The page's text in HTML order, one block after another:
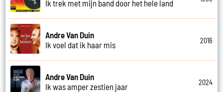
Ik trek met mijn band door het hele land
Andre Van Duin
Ik voel dat ik haar mis
2016
Andre Van Duin
Ik was amper zestien jaar
2024